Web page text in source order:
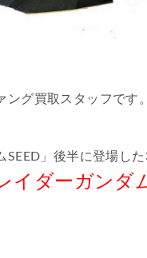
グ買取スタッフです。
SEED」後半に登場し
ダーガンダ